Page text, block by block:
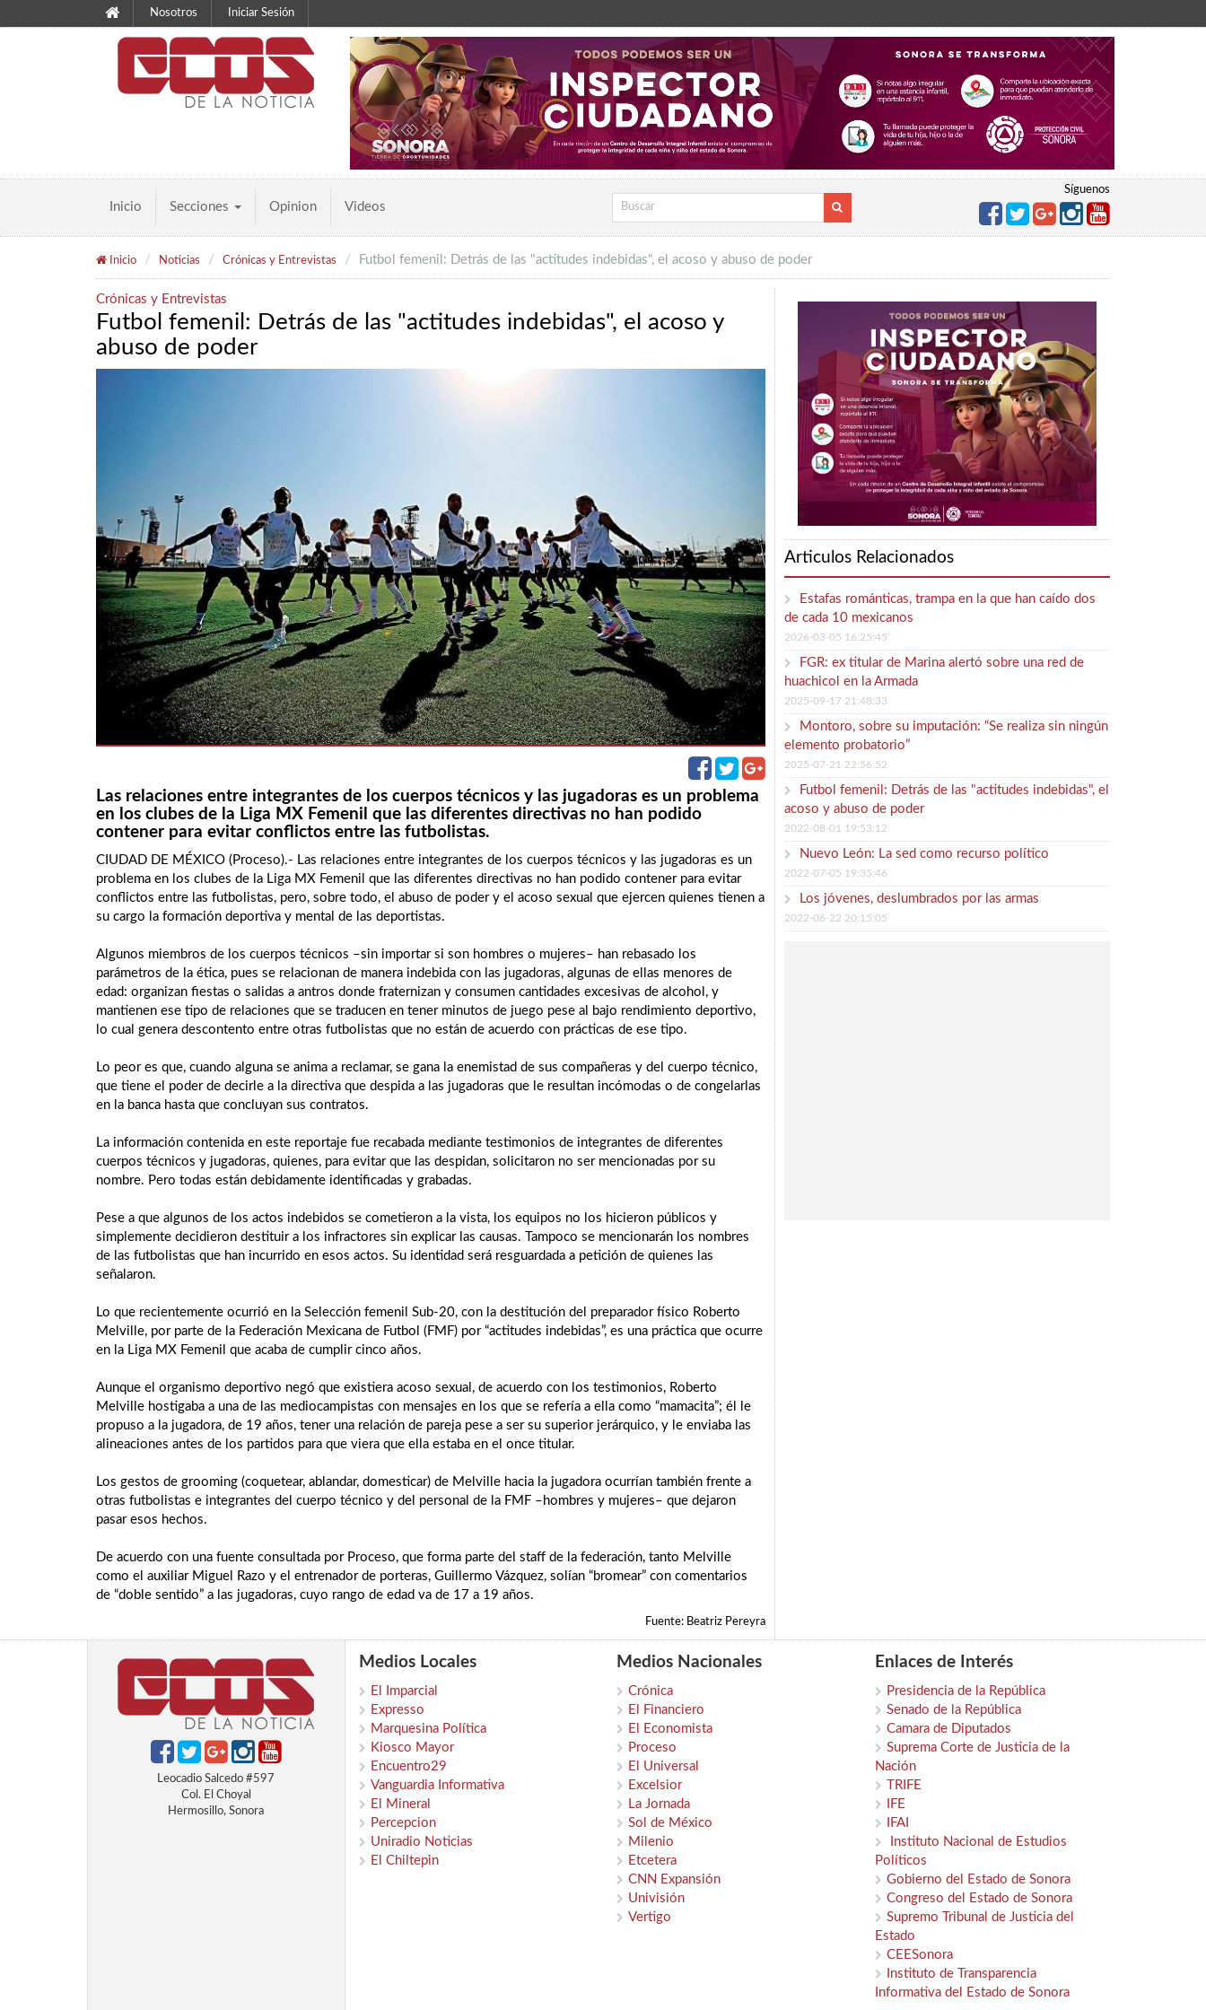
Nosotros Iniciar Sesión
Inicio Secciones Opinion Videos
Síguenos
Inicio Noticias Crónicas y Entrevistas Futbol femenil: Detrás de las "actitudes indebidas", el acoso y abuso de poder
Crónicas y Entrevistas
Futbol femenil: Detrás de las "actitudes indebidas", el acoso y
abuso de poder
Las relaciones entre integrantes de los cuerpos técnicos y las jugadoras es un problema
en los clubes de la Liga MX Femenil que las diferentes directivas no han podido
contener para evitar conflictos entre las futbolistas.
CIUDAD DE MÉXICO (Proceso).- Las relaciones entre integrantes de los cuerpos técnicos y las jugadoras es un
problema en los clubes de la Liga MX Femenil que las diferentes directivas no han podido contener para evitar
conflictos entre las futbolistas, pero, sobre todo, el abuso de poder y el acoso sexual que ejercen quienes tienen a
su cargo la formación deportiva y mental de las deportistas.
Algunos miembros de los cuerpos técnicos –sin importar si son hombres o mujeres– han rebasado los
parámetros de la ética, pues se relacionan de manera indebida con las jugadoras, algunas de ellas menores de
edad: organizan fiestas o salidas a antros donde fraternizan y consumen cantidades excesivas de alcohol, y
mantienen ese tipo de relaciones que se traducen en tener minutos de juego pese al bajo rendimiento deportivo,
lo cual genera descontento entre otras futbolistas que no están de acuerdo con prácticas de ese tipo.
Lo peor es que, cuando alguna se anima a reclamar, se gana la enemistad de sus compañeras y del cuerpo técnico,
que tiene el poder de decirle a la directiva que despida a las jugadoras que le resultan incómodas o de congelarlas
en la banca hasta que concluyan sus contratos.
La información contenida en este reportaje fue recabada mediante testimonios de integrantes de diferentes
cuerpos técnicos y jugadoras, quienes, para evitar que las despidan, solicitaron no ser mencionadas por su
nombre. Pero todas están debidamente identificadas y grabadas.
Pese a que algunos de los actos indebidos se cometieron a la vista, los equipos no los hicieron públicos y
simplemente decidieron destituir a los infractores sin explicar las causas. Tampoco se mencionarán los nombres
de las futbolistas que han incurrido en esos actos. Su identidad será resguardada a petición de quienes las
señalaron.
Lo que recientemente ocurrió en la Selección femenil Sub-20, con la destitución del preparador físico Roberto
Melville, por parte de la Federación Mexicana de Futbol (FMF) por “actitudes indebidas”, es una práctica que ocurre
en la Liga MX Femenil que acaba de cumplir cinco años.
Aunque el organismo deportivo negó que existiera acoso sexual, de acuerdo con los testimonios, Roberto
Melville hostigaba a una de las mediocampistas con mensajes en los que se refería a ella como “mamacita”; él le
propuso a la jugadora, de 19 años, tener una relación de pareja pese a ser su superior jerárquico, y le enviaba las
alineaciones antes de los partidos para que viera que ella estaba en el once titular.
Los gestos de grooming (coquetear, ablandar, domesticar) de Melville hacia la jugadora ocurrían también frente a
otras futbolistas e integrantes del cuerpo técnico y del personal de la FMF –hombres y mujeres– que dejaron
pasar esos hechos.
De acuerdo con una fuente consultada por Proceso, que forma parte del staff de la federación, tanto Melville
como el auxiliar Miguel Razo y el entrenador de porteras, Guillermo Vázquez, solían “bromear” con comentarios
de “doble sentido” a las jugadoras, cuyo rango de edad va de 17 a 19 años.
Fuente: Beatriz Pereyra
Articulos Relacionados
Estafas románticas, trampa en la que han caído dos
de cada 10 mexicanos
2026-03-05 16:25:45
FGR: ex titular de Marina alertó sobre una red de
huachicol en la Armada
2025-09-17 21:48:33
Montoro, sobre su imputación: “Se realiza sin ningún
elemento probatorio”
2025-07-21 22:56:52
Futbol femenil: Detrás de las "actitudes indebidas", el
acoso y abuso de poder
2022-08-01 19:53:12
Nuevo León: La sed como recurso político
2022-07-05 19:35:46
Los jóvenes, deslumbrados por las armas
2022-06-22 20:15:05
Leocadio Salcedo #597
Col. El Choyal
Hermosillo, Sonora
Medios Locales
El Imparcial
Expresso
Marquesina Política
Kiosco Mayor
Encuentro29
Vanguardia Informativa
El Mineral
Percepcion
Uniradio Noticias
El Chiltepin
Medios Nacionales
Crónica
El Financiero
El Economista
Proceso
El Universal
Excelsior
La Jornada
Sol de México
Milenio
Etcetera
CNN Expansión
Univisión
Vertigo
Enlaces de Interés
Presidencia de la República
Senado de la República
Camara de Diputados
Suprema Corte de Justicia de la
Nación
TRIFE
IFE
IFAI
Instituto Nacional de Estudios
Políticos
Gobierno del Estado de Sonora
Congreso del Estado de Sonora
Supremo Tribunal de Justicia del
Estado
CEESonora
Instituto de Transparencia
Informativa del Estado de Sonora